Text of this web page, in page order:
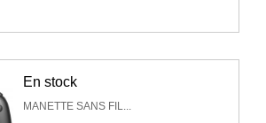
En stock
MANETTE SANS FIL...